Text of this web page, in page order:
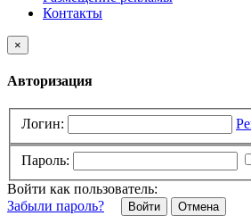
Контакты
×
Авторизация
Логин:
Пароль:
Войти как пользователь:
Забыли пароль?
Отмена